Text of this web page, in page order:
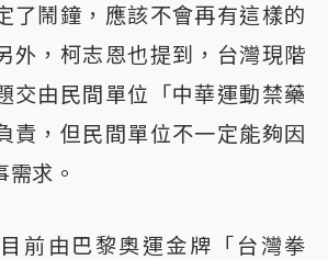
了鬧鐘，應該不會再有這樣的
外，柯志恩也提到，台灣現階
交由民間單位「中華運動禁藥
責，但民間單位不一定能夠因
求。
前由巴黎奧運金牌「台灣拳